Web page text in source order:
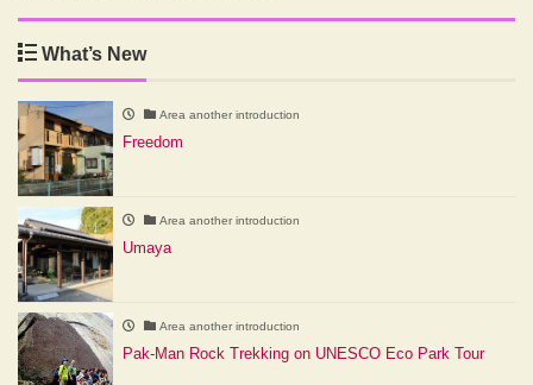
What’s New
Area another introduction
Freedom
Area another introduction
Umaya
Area another introduction
Pak-Man Rock Trekking on UNESCO Eco Park Tour